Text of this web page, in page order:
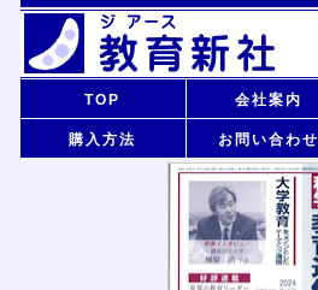
TOP 会社案内
購入方法 お問い合わせ